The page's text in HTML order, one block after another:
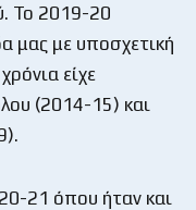
Το 2019-20
μας με υποσχετική
είχε
(2014-15) και
21 όπου ήταν και